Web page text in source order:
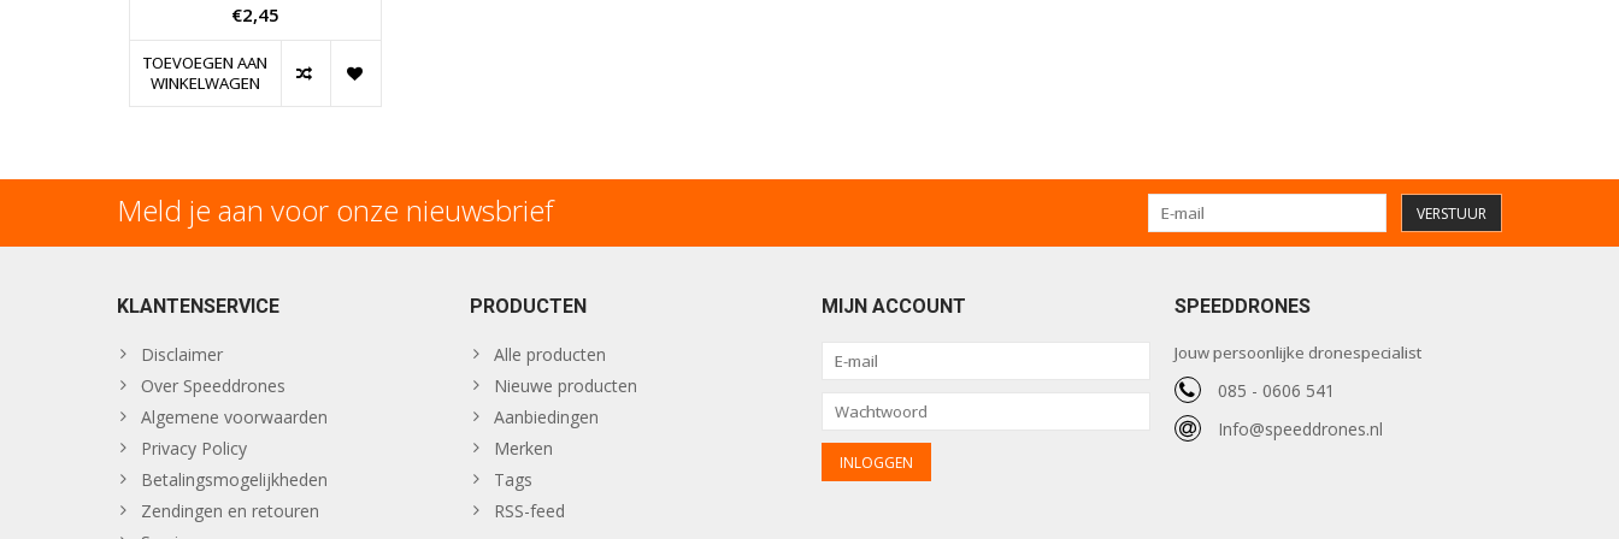
€2,45
TOEVOEGEN AAN
WINKELWAGEN
Meld je aan voor onze nieuwsbrief VERSTUUR
KLANTENSERVICE
Disclaimer
Over Speeddrones
Algemene voorwaarden
Privacy Policy
Betalingsmogelijkheden
Zendingen en retouren
PRODUCTEN
Alle producten
Nieuwe producten
Aanbiedingen
Merken
Tags
RSS-feed
MIJN ACCOUNT SPEEDDRONES
Jouw persoonlijke dronespecialist
085 - 0606 541
Info@speeddrones.nl